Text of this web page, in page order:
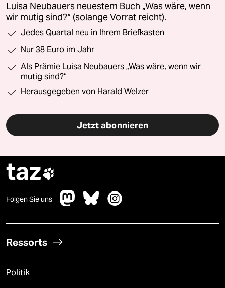
Luisa Neubauers neuestem Buch „Was wäre, wenn
wir mutig sind?“ (solange Vorrat reicht).
Jedes Quartal neu in Ihrem Briefkasten
Nur 38 Euro im Jahr
Als Prämie Luisa Neubauers „Was wäre, wenn wir
mutig sind?“
Herausgegeben von Harald Welzer
Jetzt abonnieren
taz
Folgen Sie uns
Ressorts
Politik